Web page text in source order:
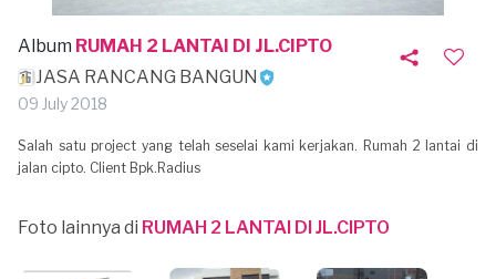
Album RUMAH 2 LANTAI DI JL.CIPTO
JASA RANCANG BANGUN
09 July 2018
Salah satu project yang telah seselai kami kerjakan. Rumah 2 lantai di
jalan cipto. Client Bpk.Radius
Foto lainnya di RUMAH 2 LANTAI DI JL.CIPTO